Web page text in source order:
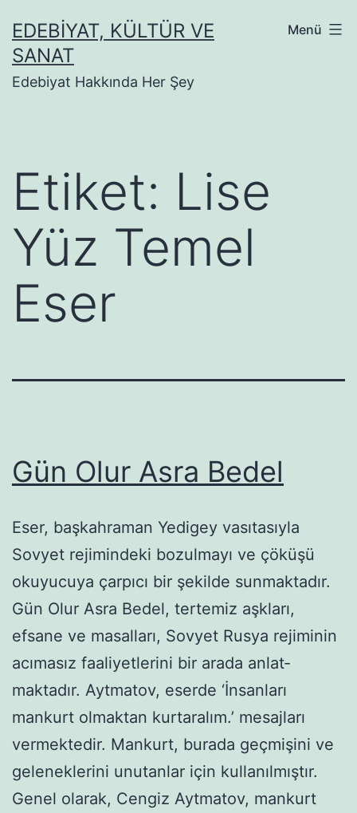
geçEDEBIYAT, KÜLTÜR VE
SANAT
Edebiyat Hakkında Her Şey
Menü
Etiket: Lise
Yüz Temel
Eser
Gün Olur Asra Bedel
Eser, başkahraman Yedigey vasıtasıyla
Sovyet reji­mindeki bozulmayı ve çöküşü
okuyucuya çarpıcı bir şekilde sunmaktadır.
Gün Olur Asra Bedel, tertemiz aşkları,
efsane ve masalları, Sov­yet Rusya rejiminin
acımasız faaliyetlerini bir arada anlat­
maktadır. Aytmatov, eserde ‘İnsanları
mankurt olmaktan kur­taralım.’ mesajları
vermektedir. Mankurt, burada geçmişini ve
geleneklerini unutanlar için kullanılmıştır.
Genel olarak, Cengiz Ayt­matov, mankurt